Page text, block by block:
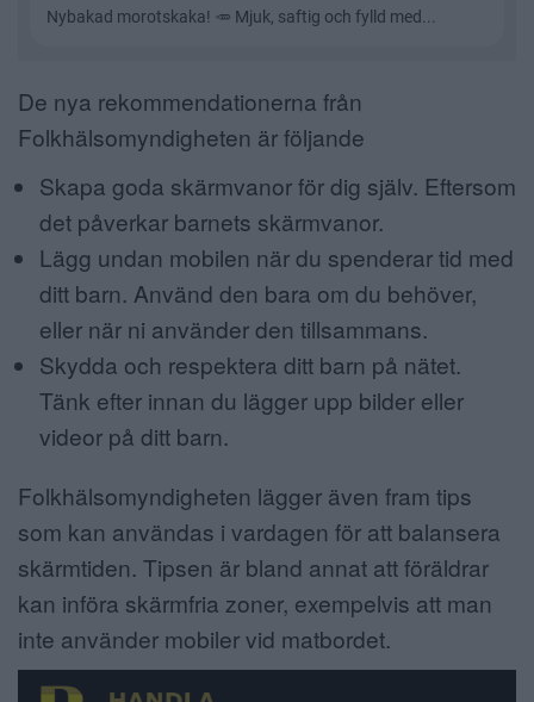
De nya rekommendationerna från
Folkhälsomyndigheten är följande
Skapa goda skärmvanor för dig själv. Eftersom
det påverkar barnets skärmvanor.
Lägg undan mobilen när du spenderar tid med
ditt barn. Använd den bara om du behöver,
eller när ni använder den tillsammans.
Skydda och respektera ditt barn på nätet.
Tänk efter innan du lägger upp bilder eller
videor på ditt barn.
Folkhälsomyndigheten lägger även fram tips
som kan användas i vardagen för att balansera
skärmtiden. Tipsen är bland annat att föräldrar
kan införa skärmfria zoner, exempelvis att man
inte använder mobiler vid matbordet.